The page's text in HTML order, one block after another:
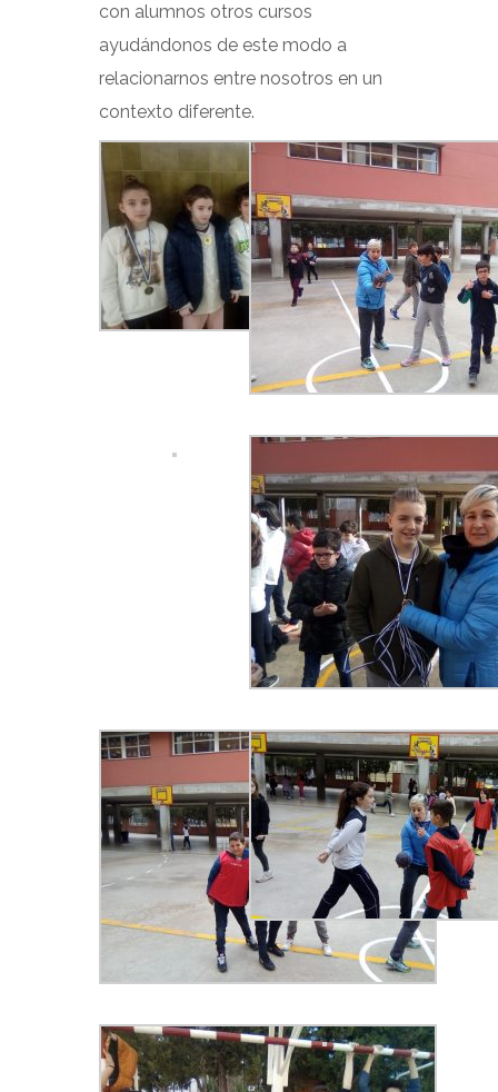
con alumnos otros cursos
ayudándonos de este modo a
relacionarnos entre nosotros en un
contexto diferente.